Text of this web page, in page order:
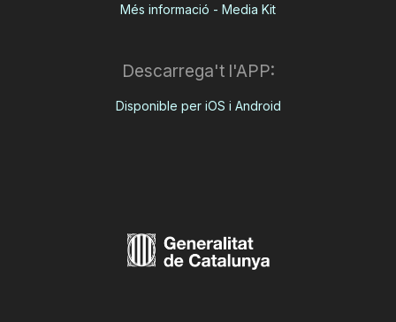
Més informació - Media Kit
Descarrega't l'APP:
Disponible per iOS i Android